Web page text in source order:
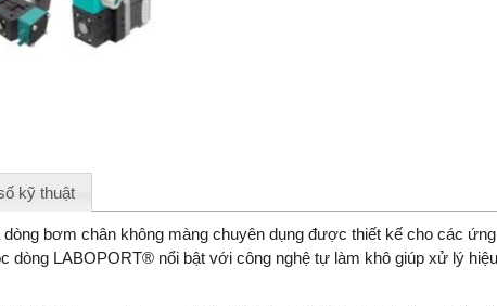
kỹ thuật
dòng bơm chân không màng chuyên dụng được thiết kế cho các
dòng LABOPORT® nổi bật với công nghệ tự làm khô giúp xử lý